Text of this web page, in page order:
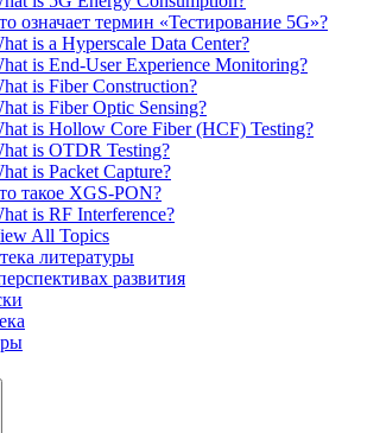
означает термин «Тестирование 5G»?
is a Hyperscale Data Center?
is End-User Experience Monitoring?
is Fiber Construction?
is Fiber Optic Sensing?
is Hollow Core Fiber (HCF) Testing?
is OTDR Testing?
is Packet Capture?
такое XGS-PON?
is RF Interference?
All Topics
литературы
развития